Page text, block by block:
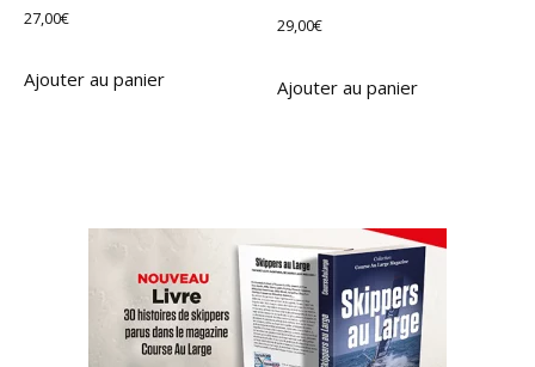
27,00€
Ajouter au panier
29,00€
Ajouter au panier